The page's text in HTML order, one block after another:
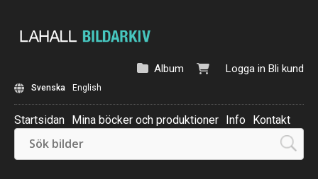
Logga in Bli kund
Album
Svenska English
Startsidan Mina böcker och produktioner Info Kontakt
Beställ: Kalender 2025